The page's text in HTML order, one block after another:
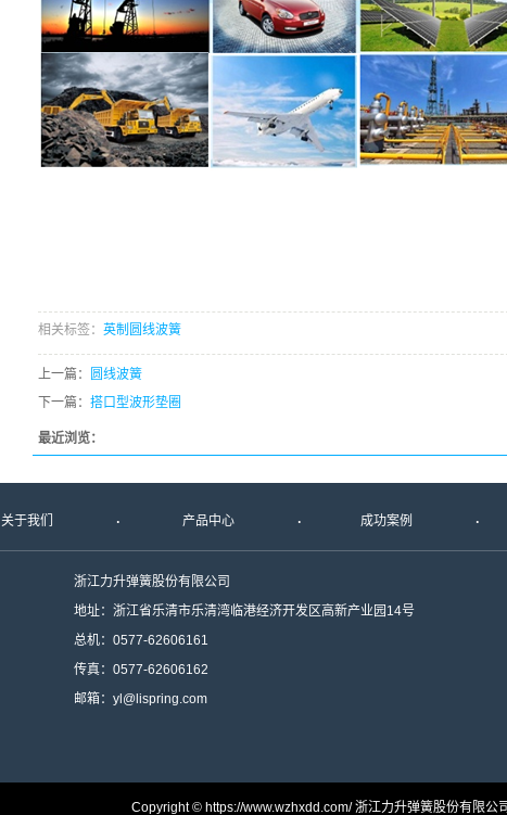
相关标签： 英制圆线波簧
上一篇：
圆线波簧
下一篇： 搭口型波形垫圈
最近浏览：
关于我们 产品中心 成功案例
浙江力升弹簧股份有限公司
地址：浙江省乐清市乐清湾临港经济开发区高新产业园14号
总机：0577-62606161
传真：0577-62606162
邮箱：yl@lispring.com
Copyright © https://www.wzhxdd.com/ 浙江力升弹簧股份有限公